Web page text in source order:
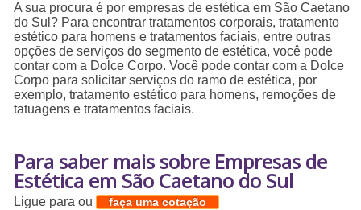
A sua procura é por empresas de estética em São Caetano
do Sul? Para encontrar tratamentos corporais, tratamento
estético para homens e tratamentos faciais, entre outras
opções de serviços do segmento de estética, você pode
contar com a Dolce Corpo. Você pode contar com a Dolce
Corpo para solicitar serviços do ramo de estética, por
exemplo, tratamento estético para homens, remoções de
tatuagens e tratamentos faciais.
Para saber mais sobre Empresas de
Estética em São Caetano do Sul
Ligue paraou faça uma cotação